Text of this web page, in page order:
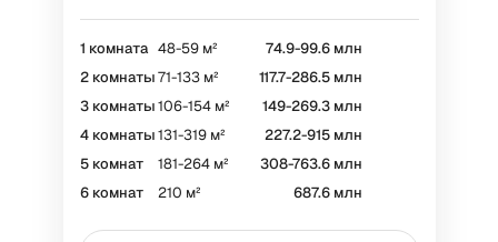
1 комната 48-59 м²
74.9-99.6 млн
2 комнаты71-133 м²
117.7-286.5 млн
3 комнаты106-154 м²
149-269.3 млн
4 комнаты131-319 м²
227.2-915 млн
5 комнат
181-264 м²
308-763.6 млн
6 комнат
210 м² 687.6 млн